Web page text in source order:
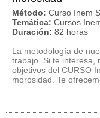
Método: Curso Inem
Temática: Cursos
Duración: 82 horas
La metodología de
trabajo. Si te interesa,
objetivos del CURSO
morosidad. Te